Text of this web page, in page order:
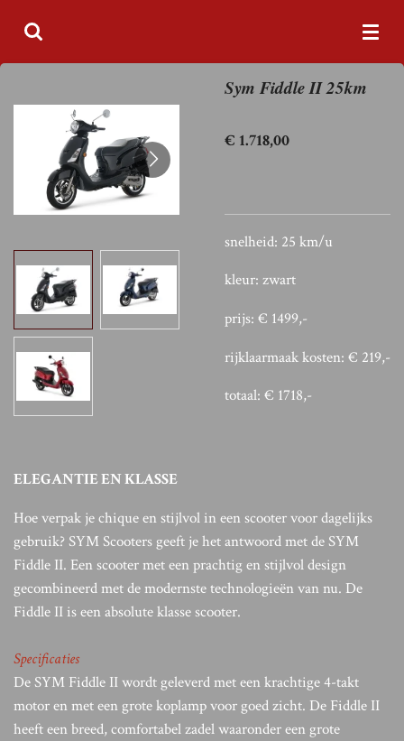
Ga
direct
naar
hoofdinhoud
Sym Fiddle II 25km
€ 1.718,00
snelheid: 25 km/u
kleur: zwart
prijs: € 1499,-
rijklaarmaak kosten: € 219,-
totaal: € 1718,-
ELEGANTIE EN KLASSE
Hoe verpak je chique en stijlvol in een scooter voor dagelijks
gebruik? SYM Scooters geeft je het antwoord met de SYM
Fiddle II. Een scooter met een prachtig en stijlvol design
gecombineerd met de modernste technologieën van nu. De
Fiddle II is een absolute klasse scooter.
Specificaties
De SYM Fiddle II wordt geleverd met een krachtige 4-takt
motor en met een grote koplamp voor goed zicht. De Fiddle II
heeft een breed, comfortabel zadel waaronder een grote